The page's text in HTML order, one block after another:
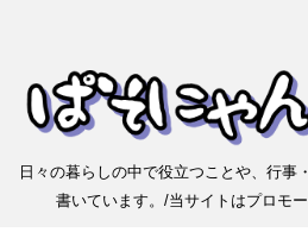
日々の暮らしの中で役立つことや、行事
書いています。/当サイトはプロモ